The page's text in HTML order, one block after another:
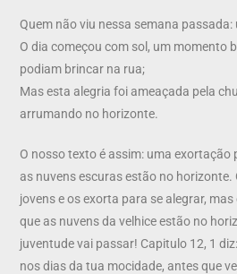
Quem não viu nessa semana passada:
O dia começou com sol, um momento
podiam brincar na rua;
Mas esta alegria foi ameaçada pela
arrumando no horizonte.
O nosso texto é assim: uma exortação
as nuvens escuras estão no
jovens e os exorta para se alegrar,
que as nuvens da velhice estão no
juventude vai passar! Capitulo 12, 1
nos dias da tua mocidade, antes que